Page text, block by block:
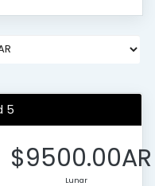
5
$9500.00AR
Lunar